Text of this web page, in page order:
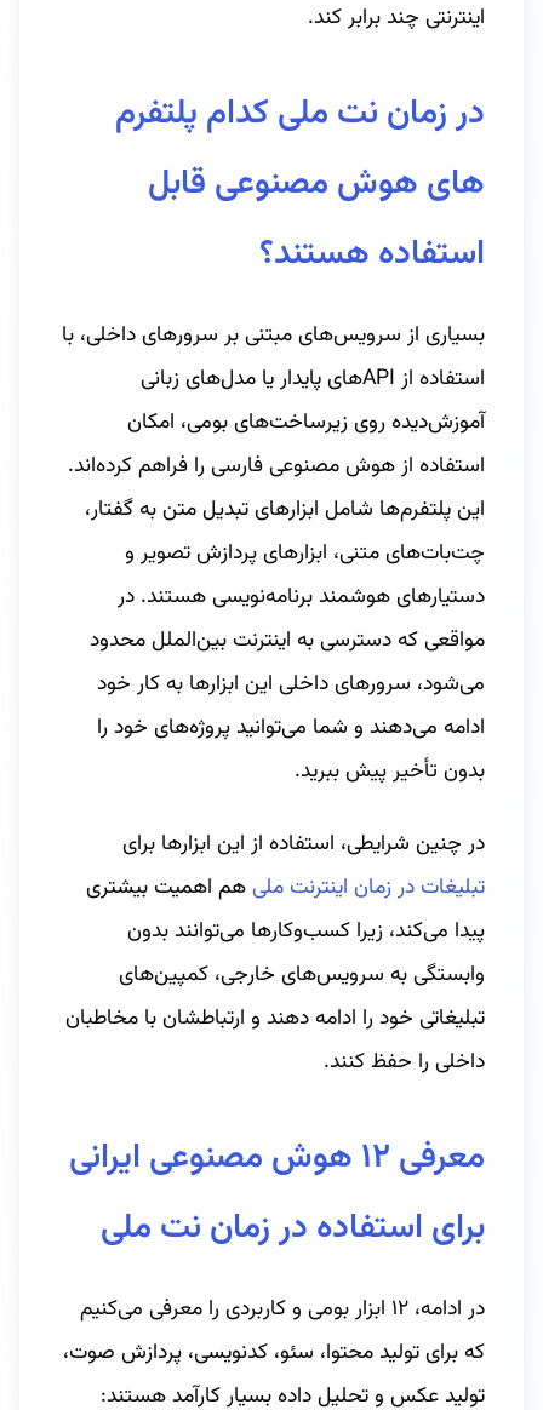
اینترنتی چند برابر کند.
در زمان نت ملی کدام پلتفرم
های هوش مصنوعی قابل
استفاده هستند؟
بسیاری از سرویس‌های مبتنی بر سرورهای داخلی، با
استفاده از APIهای پایدار یا مدل‌های زبانی
آموزش‌دیده روی زیرساخت‌های بومی، امکان
استفاده از هوش مصنوعی فارسی را فراهم کرده‌اند.
این پلتفرم‌ها شامل ابزارهای تبدیل متن به گفتار،
چت‌بات‌های متنی، ابزارهای پردازش تصویر و
دستیارهای هوشمند برنامه‌نویسی هستند. در
مواقعی که دسترسی به اینترنت بین‌الملل محدود
می‌شود، سرورهای داخلی این ابزارها به کار خود
ادامه می‌دهند و شما می‌توانید پروژه‌های خود را
بدون تأخیر پیش ببرید.
در چنین شرایطی، استفاده از این ابزارها برای
تبلیغات در زمان اینترنت ملیهم اهمیت بیشتری
پیدا می‌کند، زیرا کسب‌وکارها می‌توانند بدون
وابستگی به سرویس‌های خارجی، کمپین‌های
تبلیغاتی خود را ادامه دهند و ارتباطشان با مخاطبان
داخلی را حفظ کنند.
معرفی ۱۲ هوش مصنوعی ایرانی
برای استفاده در زمان نت ملی
در ادامه، ۱۲ ابزار بومی و کاربردی را معرفی می‌کنیم
که برای تولید محتوا، سئو، کدنویسی، پردازش صوت،
تولید عکس و تحلیل داده بسیار کارآمد هستند: